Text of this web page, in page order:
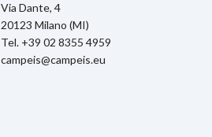
Via Dante, 4
20123 Milano (MI)
Tel. +39 02 8355 4959
campeis@campeis.eu